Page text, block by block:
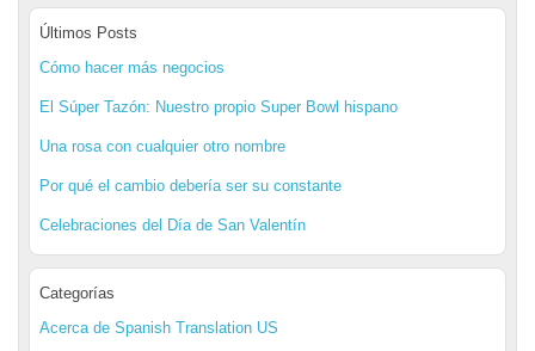
Últimos Posts
Cómo hacer más negocios
El Súper Tazón: Nuestro propio Super Bowl hispano
Una rosa con cualquier otro nombre
Por qué el cambio debería ser su constante
Celebraciones del Día de San Valentín
Categorías
Acerca de Spanish Translation US